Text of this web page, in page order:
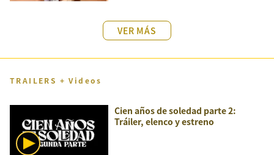
VER MÁS
TRAILERS + Videos
Cien años de soledad parte 2:
Tráiler, elenco y estreno